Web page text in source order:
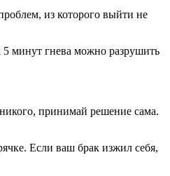
из которого выйти не
5 минут гнева можно разрушить
принимай решение сама.
Если ваш брак изжил себя,